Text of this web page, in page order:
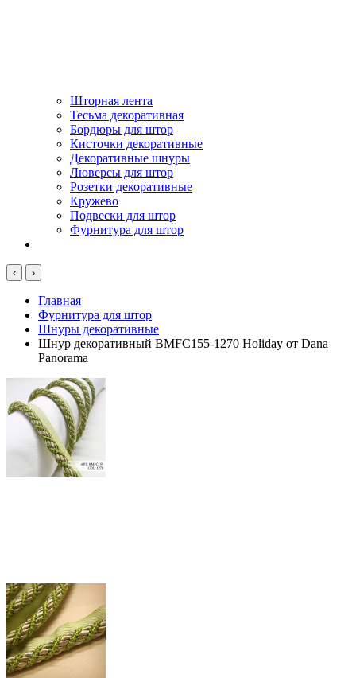
Шторная лента
Тесьма декоративная
Бордюры для штор
Кисточки декоративные
Декоративные шнуры
Люверсы для штор
Розетки декоративные
Кружево
Подвески для штор
Фурнитура для штор
‹ ›
Главная
Фурнитура для штор
Шнуры декоративные
Шнур декоративный BMFC155-1270 Holiday от Dana
Panorama